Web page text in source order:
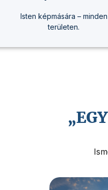
Isten képmására – minden
területen.
és életcélban.